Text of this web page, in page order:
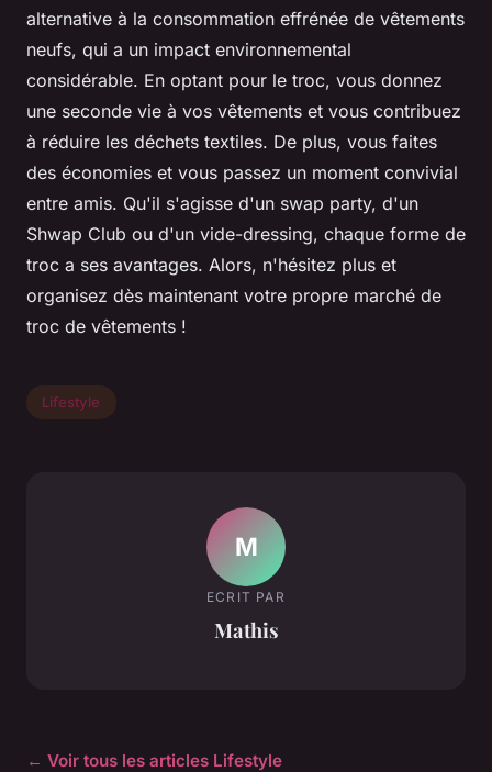
alternative à la consommation effrénée de vêtements
neufs, qui a un impact environnemental
considérable. En optant pour le troc, vous donnez
une seconde vie à vos vêtements et vous contribuez
à réduire les déchets textiles. De plus, vous faites
des économies et vous passez un moment convivial
entre amis. Qu'il s'agisse d'un swap party, d'un
Shwap Club ou d'un vide-dressing, chaque forme de
troc a ses avantages. Alors, n'hésitez plus et
organisez dès maintenant votre propre marché de
troc de vêtements !
Lifestyle
M
ECRIT PAR
Mathis
← Voir tous les articles Lifestyle